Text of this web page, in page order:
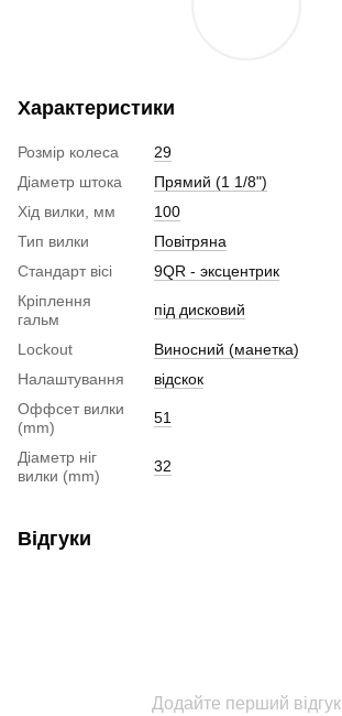
Характеристики
Розмір колеса
29
Діаметр штока
Прямий (1 1/8")
Хід вилки, мм
100
Тип вилки
Повітряна
Стандарт вісі
9QR - эксцентрик
Кріплення
гальм
під дисковий
Lockout
Виносний (манетка)
Налаштування
відскок
Оффсет вилки
(mm)
51
Діаметр ніг
вилки (mm)
32
Відгуки
Додайте перший відгук